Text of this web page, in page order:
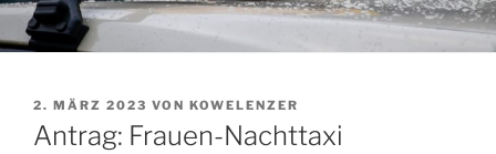
VERÖFFENTLICHT
AM
2. MÄRZ 2023 VON KOWELENZER
Antrag: Frauen-Nachttaxi